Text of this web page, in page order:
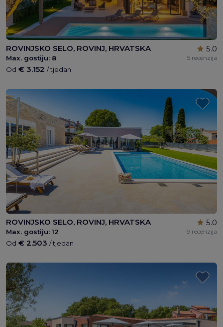
ROVINJSKO SELO, ROVINJ, HRVATSKA 5.0
Max. gostiju: 8 5 recenzija
Od € 3.152 / tjedan
ROVINJSKO SELO, ROVINJ, HRVATSKA 5.0
Max. gostiju: 12 9 recenzija
Od € 2.503 / tjedan